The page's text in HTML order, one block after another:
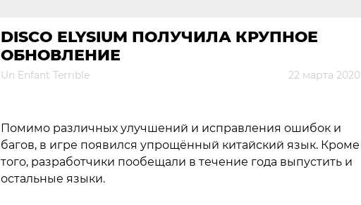
DISCO ELYSIUM ПОЛУЧИЛА КРУПНОЕ
ОБНОВЛЕНИЕ
Un Enfant Terrible 22 марта 2020
Помимо различных улучшений и исправления ошибок и
багов, в игре появился упрощённый китайский язык. Кроме
того, разработчики пообещали в течение года выпустить и
остальные языки.